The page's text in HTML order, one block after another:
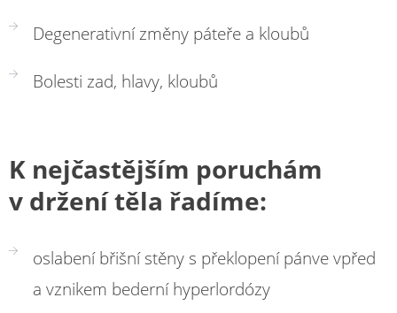
Degenerativní změny páteře a kloubů
Bolesti zad, hlavy, kloubů
K nejčastějším poruchám
v držení těla řadíme:
oslabení břišní stěny s překlopení pánve vpřed
a vznikem bederní hyperlordózy